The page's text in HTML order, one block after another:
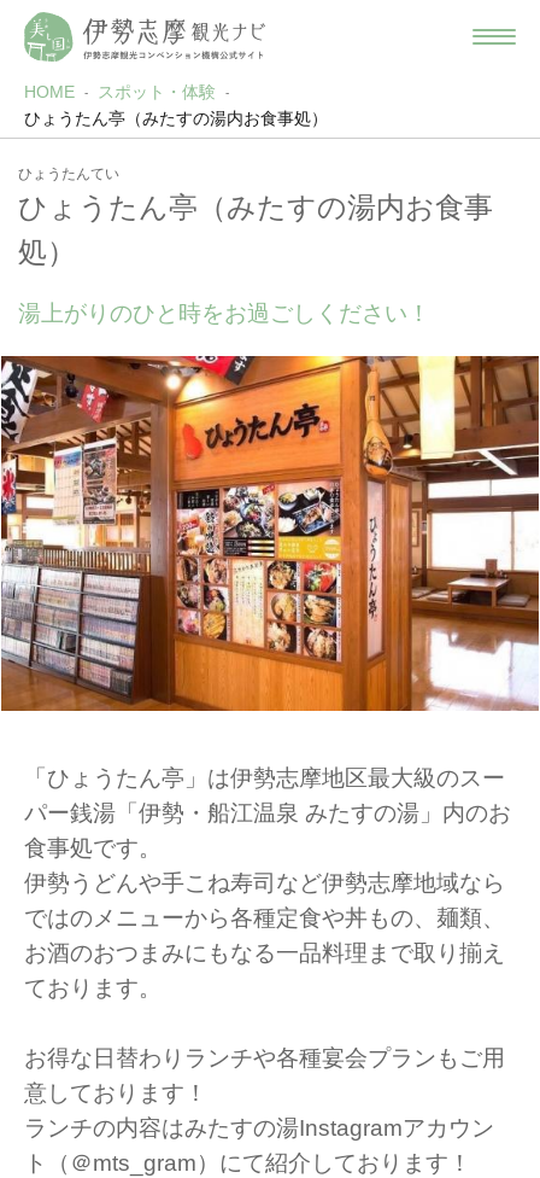
HOME
スポット・体験
ひょうたん亭（みたすの湯内お食事処）
ひょうたんてい
ひょうたん亭（みたすの湯内お食事
処）
湯上がりのひと時をお過ごしください！
「ひょうたん亭」は伊勢志摩地区最大級のスー
パー銭湯「伊勢・船江温泉 みたすの湯」内のお
食事処です。
伊勢うどんや手こね寿司など伊勢志摩地域なら
ではのメニューから各種定食や丼もの、麺類、
お酒のおつまみにもなる一品料理まで取り揃え
ております。
お得な日替わりランチや各種宴会プランもご用
意しております！
ランチの内容はみたすの湯Instagramアカウン
ト（＠mts_gram）にて​紹介しております！​​​​​​